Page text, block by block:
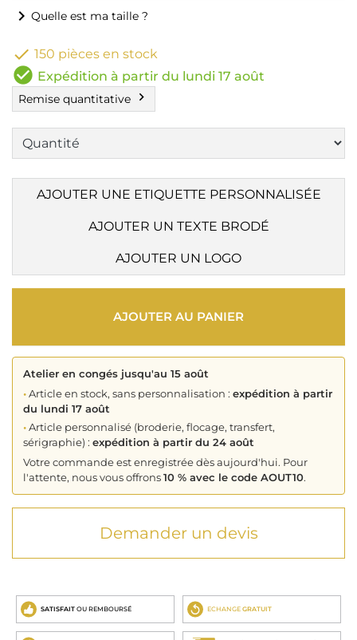
chevron_right Quelle est ma taille ?
 150 pièces en stock
check_circle Expédition à partir du lundi 17 août
Remise quantitative chevron_right
AJOUTER UNE ETIQUETTE PERSONNALISÉE
AJOUTER UN TEXTE BRODÉ
AJOUTER UN LOGO
AJOUTER AU PANIER
Atelier en congés jusqu'au 15 août
•Article en stock, sans personnalisation : expédition à partir
du lundi 17 août
•Article personnalisé (broderie, flocage, transfert,
sérigraphie) : expédition à partir du 24 août
Votre commande est enregistrée dès aujourd'hui. Pour
l'attente, nous vous offrons10 % avec le code AOUT10.
Demander un devis
SATISFAIT OU REMBOURSÉ ECHANGE GRATUIT